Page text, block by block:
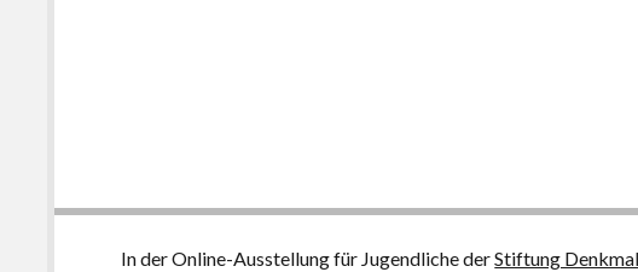
In der Online-Ausstellung für Jugendliche derStiftung